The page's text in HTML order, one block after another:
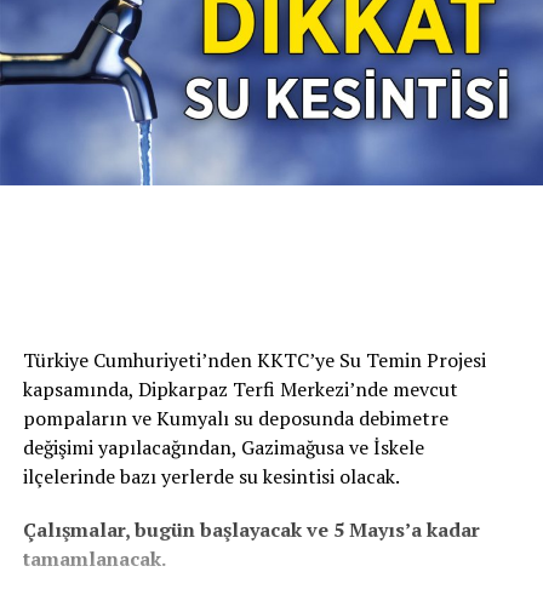
Türkiye Cumhuriyeti’nden KKTC’ye Su Temin Projesi
kapsamında, Dipkarpaz Terfi Merkezi’nde mevcut
pompaların ve Kumyalı su deposunda debimetre
değişimi yapılacağından, Gazimağusa ve İskele
ilçelerinde bazı yerlerde su kesintisi olacak.
Çalışmalar, bugün başlayacak ve 5 Mayıs’a kadar
tamamlanacak.